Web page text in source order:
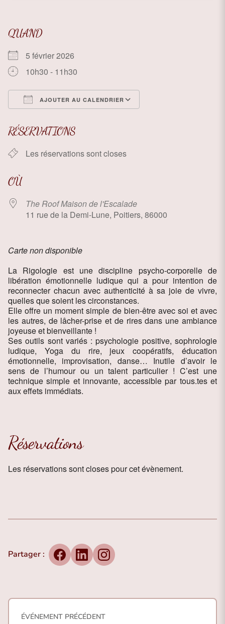
QUAND
5 février 2026
10h30 - 11h30
AJOUTER AU CALENDRIER
RÉSERVATIONS
Les réservations sont closes
OÙ
The Roof Maison de l'Escalade
11 rue de la Demi-Lune, Poitiers, 86000
Carte non disponible
La Rigologie est une discipline psycho-corporelle de
libération émotionnelle ludique qui a pour intention de
reconnecter chacun avec authenticité à sa joie de vivre,
quelles que soient les circonstances.
Elle offre un moment simple de bien-être avec soi et avec
les autres, de lâcher-prise et de rires dans une ambiance
joyeuse et bienveillante !
Ses outils sont variés : psychologie positive, sophrologie
ludique, Yoga du rire, jeux coopératifs, éducation
émotionnelle, improvisation, danse… Inutile d’avoir le
sens de l’humour ou un talent particulier ! C’est une
technique simple et innovante, accessible par tous.tes et
aux effets immédiats.
Réservations
Les réservations sont closes pour cet évènement.
Partager :
FacebookLinkedInInstagram
ÉVÉNEMENT PRÉCÉDENT